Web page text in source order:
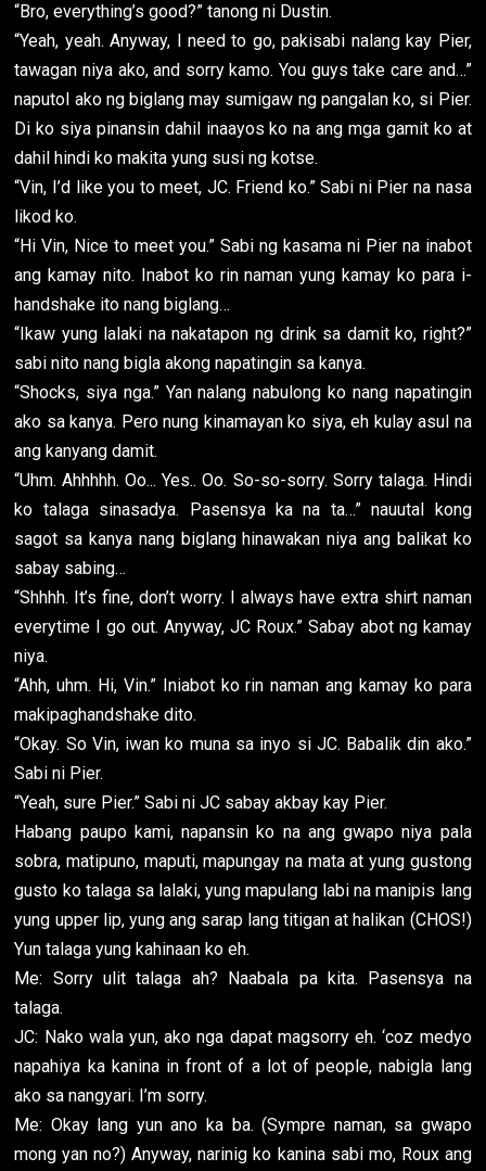
“Bro, everything’s good?” tanong ni Dustin.
“Yeah, yeah. Anyway, I need to go, pakisabi nalang kay Pier,
tawagan niya ako, and sorry kamo. You guys take care and…”
naputol ako ng biglang may sumigaw ng pangalan ko, si Pier.
Di ko siya pinansin dahil inaayos ko na ang mga gamit ko at
dahil hindi ko makita yung susi ng kotse.
“Vin, I’d like you to meet, JC. Friend ko.” Sabi ni Pier na nasa
likod ko.
“Hi Vin, Nice to meet you.” Sabi ng kasama ni Pier na inabot
ang kamay nito. Inabot ko rin naman yung kamay ko para i-
handshake ito nang biglang…
“Ikaw yung lalaki na nakatapon ng drink sa damit ko, right?”
sabi nito nang bigla akong napatingin sa kanya.
“Shocks, siya nga.” Yan nalang nabulong ko nang napatingin
ako sa kanya. Pero nung kinamayan ko siya, eh kulay asul na
ang kanyang damit.
“Uhm. Ahhhhh. Oo... Yes.. Oo. So-so-sorry. Sorry talaga. Hindi
ko talaga sinasadya. Pasensya ka na ta…” nauutal kong
sagot sa kanya nang biglang hinawakan niya ang balikat ko
sabay sabing…
“Shhhh. It’s fine, don’t worry. I always have extra shirt naman
everytime I go out. Anyway, JC Roux.” Sabay abot ng kamay
niya.
“Ahh, uhm. Hi, Vin.” Iniabot ko rin naman ang kamay ko para
makipaghandshake dito.
“Okay. So Vin, iwan ko muna sa inyo si JC. Babalik din ako.”
Sabi ni Pier.
“Yeah, sure Pier.” Sabi ni JC sabay akbay kay Pier.
Habang paupo kami, napansin ko na ang gwapo niya pala
sobra, matipuno, maputi, mapungay na mata at yung gustong
gusto ko talaga sa lalaki, yung mapulang labi na manipis lang
yung upper lip, yung ang sarap lang titigan at halikan (CHOS!)
Yun talaga yung kahinaan ko eh.
Me: Sorry ulit talaga ah? Naabala pa kita. Pasensya na
talaga.
JC: Nako wala yun, ako nga dapat magsorry eh. ‘coz medyo
napahiya ka kanina in front of a lot of people, nabigla lang
ako sa nangyari. I’m sorry.
Me: Okay lang yun ano ka ba. (Sympre naman, sa gwapo
mong yan no?) Anyway, narinig ko kanina sabi mo, Roux ang